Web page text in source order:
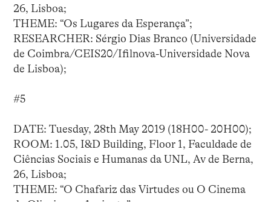
26, Lisboa;
THEME: “Os Lugares da Esperança”;
RESEARCHER: Sérgio Dias Branco (Universidade
de Coimbra/CEIS20/Ifilnova-Universidade Nova
de Lisboa);
#5
DATE: Tuesday, 28th May 2019 (18H00- 20H00);
ROOM: 1.05, I&D Building, Floor 1, Faculdade de
Ciências Sociais e Humanas da UNL, Av de Berna,
26, Lisboa;
THEME: “O Chafariz das Virtudes ou O Cinema